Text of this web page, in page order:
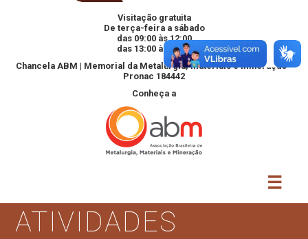
Visitação gratuita
De terça-feira a sábado
das 09:00 às 12:00
das 13:00 às 18:00
Chancela ABM | Memorial da Metalurgia, Materiais e Mineração -
Pronac 184442
Conheça a
☰
ATIVIDADES